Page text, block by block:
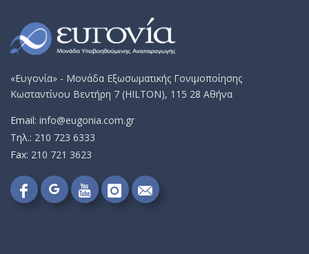
«Ευγονία» - Μονάδα Εξωσωματικής Γονιμοποίησης
Κωσταντίνου Βεντήρη 7 (HILTON), 115 28 Αθήνα
Email: info@eugonia.com.gr
Τηλ.: 210 723 6333
Fax: 210 721 3623
FollowFollowFollowFollowSend